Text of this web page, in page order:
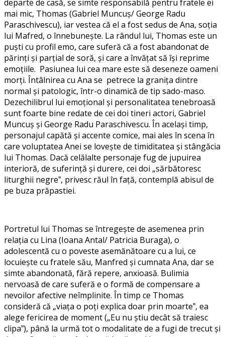
departe de casă, se simte responsabilă pentru fratele ei
mai mic, Thomas (Gabriel Muncuș/ George Radu
Paraschivescu), iar vestea că el a fost sedus de Ana, soția
lui Mafred, o înnebunește. La rândul lui, Thomas este un
puști cu profil emo, care suferă că a fost abandonat de
părinți și parțial de soră, și care a învățat să își reprime
emoțiile. Pasiunea lui cea mare este să deseneze oameni
morți. Întâlnirea cu Ana se petrece la granița dintre
normal și patologic, într-o dinamică de tip sado-maso.
Dezechilibrul lui emoțional și personalitatea tenebroasă
sunt foarte bine redate de cei doi tineri actori, Gabriel
Muncuș și George Radu Paraschivescu. În același timp,
personajul capătă și accente comice, mai ales în scena în
care voluptatea Anei se lovește de timiditatea și stângăcia
lui Thomas. Dacă celălalte personaje fug de jupuirea
interioră, de suferință și durere, cei doi „sărbătoresc
liturghii negreˮ, privesc răul în față, contemplă abisul de
pe buza prăpastiei.
Portretul lui Thomas se întregește de asemenea prin
relația cu Lina (Ioana Antal/ Patricia Buraga), o
adolescentă cu o poveste asemănătoare cu a lui, ce
locuiește cu fratele său, Manfred și cumnata Ana, dar se
simte abandonată, fără repere, anxioasă. Bulimia
nervoasă de care suferă e o formă de compensare a
nevoilor afective neîmplinite. În timp ce Thomas
consideră că „viața o poți explica doar prin moarteˮ, ea
alege fericirea de moment („Eu nu știu decât să traiesc
clipaˮ), până la urmă tot o modalitate de a fugi de trecut și